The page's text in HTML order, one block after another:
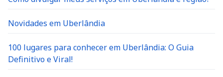
Novidades em Uberlândia
100 lugares para conhecer em Uberlândia: O Guia
Definitivo e Viral!